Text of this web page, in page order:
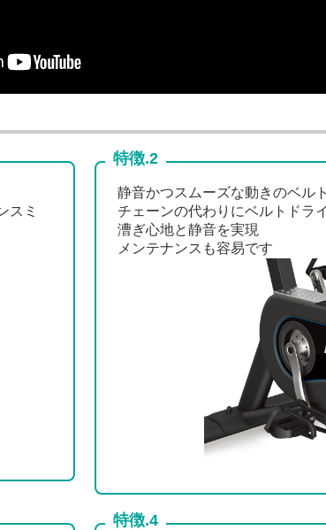
スミ
特徴.2
静音かつスムーズな動きのベル
チェーンの代わりにベルトドラ
漕ぎ心地と静音を実現
メンテナンスも容易です
特徴.4